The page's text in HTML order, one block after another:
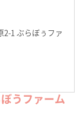
2-1 ぶらぼぅファ
うファーム